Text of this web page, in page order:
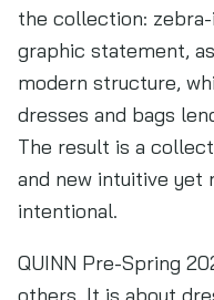
the collection:
graphic statement,
modern structure,
dresses and bags
The result is a
and new intuitive
intentional.
QUINN Pre-Spring